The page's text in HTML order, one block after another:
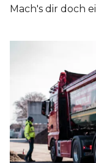
Mach's dir doch